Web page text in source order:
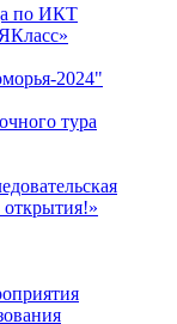
по ИКТ
2024"
тура